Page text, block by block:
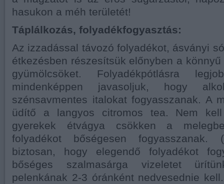
hasukon a méh területét!
Táplálkozás, folyadékfogyasztás:
Az izzadással távozó folyadékot, ásványi
étkezésben részesítsük előnyben a
gyümölcsöket. Folyadékpótlásra
mindenképpen javasoljuk, hogy
szénsavmentes italokat fogyasszanak. A
üdítő a langyos citromos tea. Nem
gyerekek étvágya csökken a
folyadékot bőségesen fogyasszanak.
biztosan, hogy elegendő folyadékot
bőséges szalmasárga vizeletet
pelenkának 2-3 óránként nedvesednie